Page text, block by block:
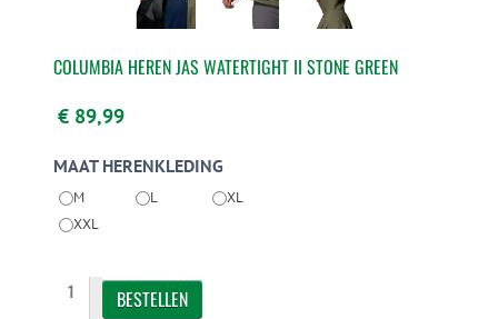
COLUMBIA HEREN JAS WATERTIGHT II STONE GREEN
€ 89,99
MAAT HERENKLEDING
M L
XL
XXL